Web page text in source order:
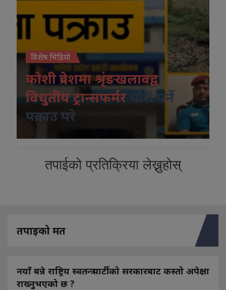
विशेष भिडियो
कोशी प्रदेशमा श्रृंङखलावद्व
विधुतीय ट्रान्सफर्मर
चोरी गर्ने
पक्राउ परे
तपाईको प्रतिक्रिया लेख्नुहोस्
तपाइको मत
नयाँ बन्ने राष्ट्रिय स्वतन्त्र पार्टीको सरकारबाट कस्तो अपेक्षा
राख्नुभएको छ ?